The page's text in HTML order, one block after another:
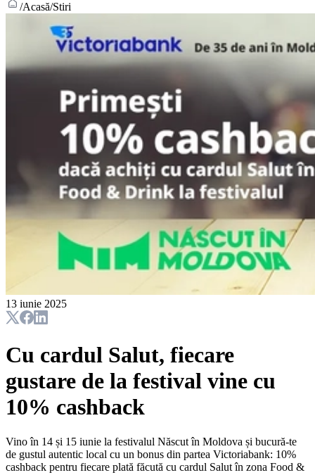
/Acasă/Stiri
13 iunie 2025
Cu cardul Salut, fiecare
gustare de la festival vine cu
10% cashback
Vino în 14 și 15 iunie la festivalul Născut în Moldova și bucură-te
de gustul autentic local cu un bonus din partea Victoriabank: 10%
cashback pentru fiecare plată făcută cu cardul Salut în zona Food &